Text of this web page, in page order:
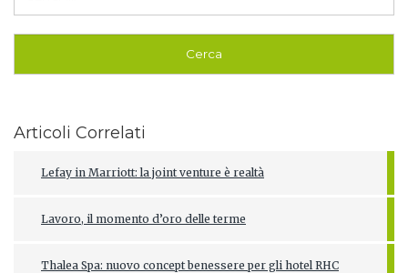
Articoli Correlati
Lefay in Marriott: la joint venture è realtà
Lavoro, il momento d’oro delle terme
Thalea Spa: nuovo concept benessere per gli hotel RHC